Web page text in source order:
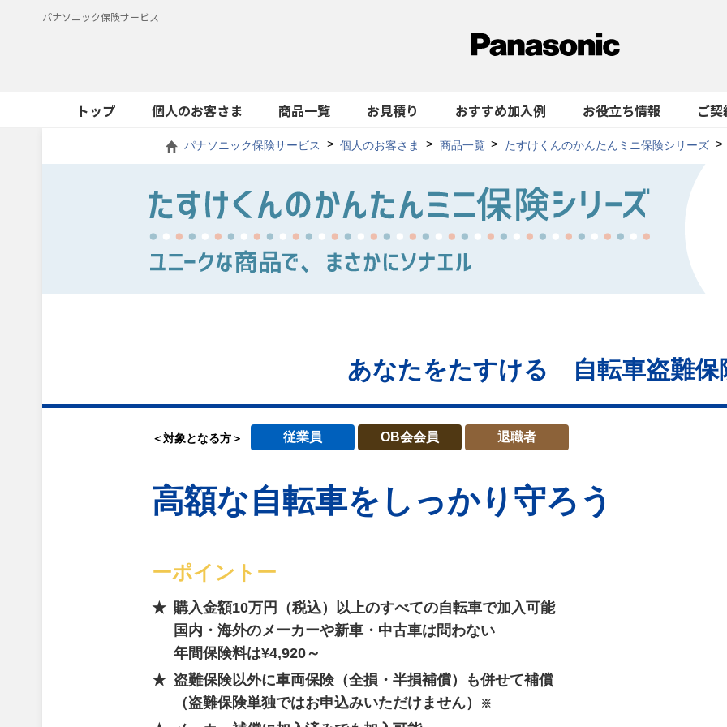
パナソニック保険サービス
トップ 個人のお客さま 商品一覧 お見積り おすすめ加入例 お役立ち情報 ご
パナソニック保険サービス 個人のお客さま 商品一覧 たすけくんのかんたんミニ保険シリーズ
あなたをたすける 自転車盗難保
＜対象となる方＞ 従業員 OB会会員 退職者
高額な自転車を しっかり守ろう
ーポイントー
購入金額10万円（税込）以上のすべての自転車で加入可能
国内・海外のメーカーや新車・中古車は問わない
年間保険料は¥4,920～
盗難保険以外に車両保険（全損・半損補償）も併せて補償
（盗難保険単独ではお申込みいただけません）
※